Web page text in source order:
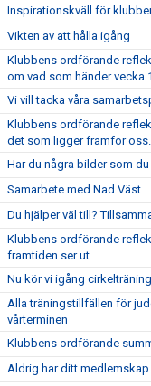
Inspirationskväll för
Vikten av att hålla igång
Klubbens ordförande
om vad som händer vecka
Vi vill tacka våra
Klubbens ordförande
det som ligger framför oss.
Har du några bilder som
Samarbete med Nad Väst
Du hjälper väl till?
Klubbens ordförande
framtiden ser ut.
Nu kör vi igång
Alla träningstillfällen för
vårterminen
Klubbens ordförande
Aldrig har ditt